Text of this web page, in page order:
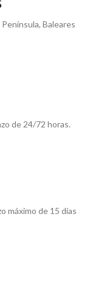
Baleares
de 24/72 horas.
máximo de 15 días